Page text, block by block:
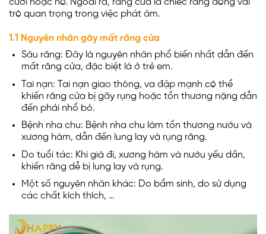
cười hoặc nó. Ngoài ra, răng cửa là chiếc răng đóng vai
trò quan trọng trong việc phát âm.
1.1 Nguyên nhân gây mất răng cửa
Sâu răng: Đây là nguyên nhân phổ biến nhất dẫn đến
mất răng cửa, đặc biệt là ở trẻ em.
Tai nạn: Tai nạn giao thông, va đập mạnh có thể
khiến răng cửa bị gãy rụng hoặc tổn thương nặng dẫn
đến phải nhổ bỏ.
Bệnh nha chu: Bệnh nha chu làm tổn thương nướu và
xương hàm, dẫn đến lung lay và rụng răng.
Do tuổi tác: Khi già đi, xương hàm và nướu yếu dần,
khiến răng dễ bị lung lay và rụng.
Một số nguyên nhân khác: Do bẩm sinh, do sử dụng
các chất kích thích, …